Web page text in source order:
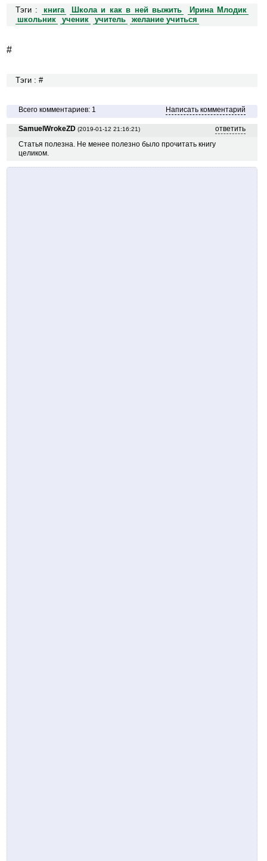
Тэги : книга Школа и как в ней выжить
Ирина Млодик
школьник
ученик учитель желание учиться
#
Тэги : #
Всего комментариев: 1 Написать комментарий
SamuelWrokeZD (2019-01-12 21:16:21)
ответить
Статья полезна. Не менее полезно было прочитать книгу
целиком.